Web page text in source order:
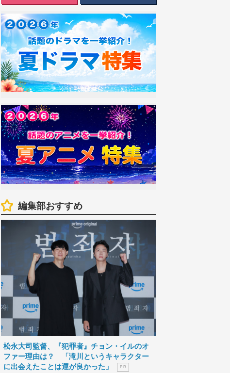
編集部おすすめ
松永大司監督、『犯罪者』チョン・イルのオ
ファー理由は？ 「滝川というキャラクター
に出会えたことは運が良かった」
P R